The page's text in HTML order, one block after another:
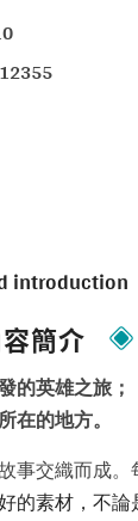
introduction
簡介
的英雄之旅；
在的地方。
事交織而成。
的素材，不論